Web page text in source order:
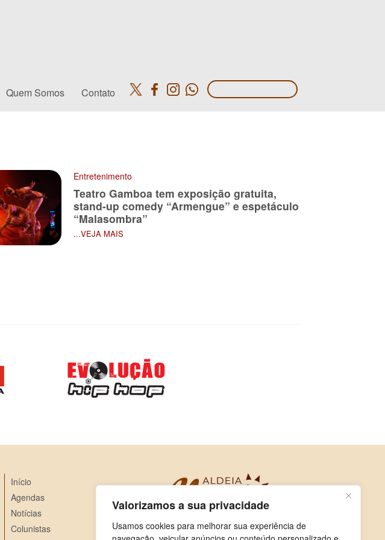
Valorizamos a sua privacidade
Usamos cookies para melhorar sua experiência de
Quem Somos Contato
Entretenimento
Teatro Gamboa tem exposição gratuita,
stand-up comedy “Armengue” e espetáculo
“Malasombra”
...VEJA MAIS
Início
Agendas
Notícias
Colunistas